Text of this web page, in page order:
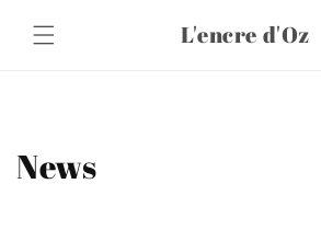
passer
au
L'encre d'Oz
News